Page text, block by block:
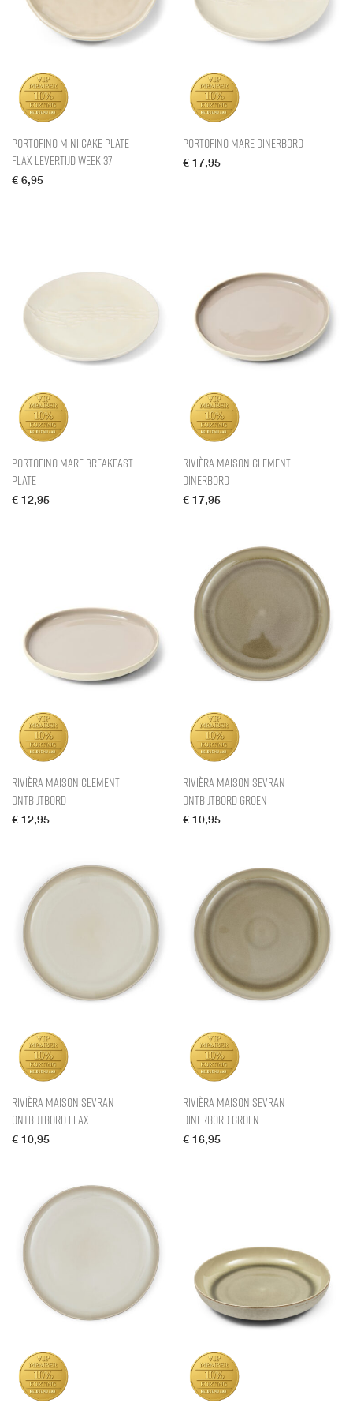
Portofino Mini Cake Plate
Flax levertijd week 37
€ 6,95
Portofino Mare Dinerbord
€ 17,95
Portofino Mare Breakfast
Plate
€ 12,95
Rivièra Maison Clement
Dinerbord
€ 17,95
Rivièra Maison Clement
Ontbijtbord
€ 12,95
Rivièra Maison Sevran
Ontbijtbord Groen
€ 10,95
Rivièra Maison Sevran
Ontbijtbord Flax
€ 10,95
Rivièra Maison Sevran
Dinerbord Groen
€ 16,95